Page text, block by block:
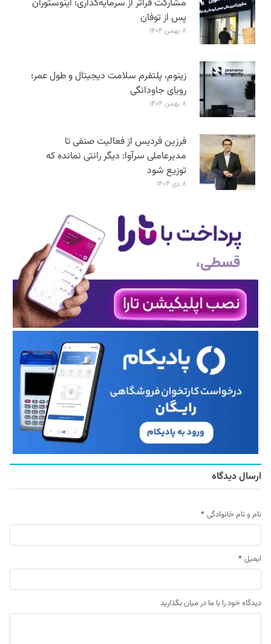
مشارکت فراتر از سرمایه‌گذاری؛ اینوستوران
پس از توفان
۸ بهمن ۱۴۰۴
زینوم، پلتفرم سلامت دیجیتال و طول عمر؛
رویای جاودانگی
۸ بهمن ۱۴۰۴
فرزین فردیس از فعالیت صنفی تا
مدیرعاملی سرآوا: دیگر رانتی نمانده که
توزیع شود
۸ دی ۱۴۰۴
ارسال دیدگاه
نام و نام خانوادگی *
ایمیل *
دیدگاه خود را با ما در میان بگذارید